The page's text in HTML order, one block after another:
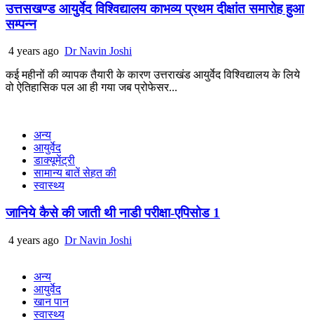
उत्तसखण्ड आयुर्वेद विश्विद्यालय काभव्य प्रथम दीक्षांत समारोह हुआ
सम्पन्न
4 years ago Dr Navin Joshi
कई महीनों की व्यापक तैयारी के कारण उत्तराखंड आयुर्वेद विश्विद्यालय के लिये
वो ऐतिहासिक पल आ ही गया जब प्रोफेसर...
अन्य
आयुर्वेद
डाक्यूमेंट्री
सामान्य बातें सेहत की
स्वास्थ्य
जानिये कैसे की जाती थी नाडी परीक्षा-एपिसोड 1
4 years ago Dr Navin Joshi
अन्य
आयुर्वेद
खान पान
स्वास्थ्य